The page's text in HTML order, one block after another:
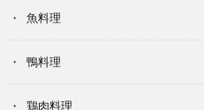
魚料理
鴨料理
鶏肉料理